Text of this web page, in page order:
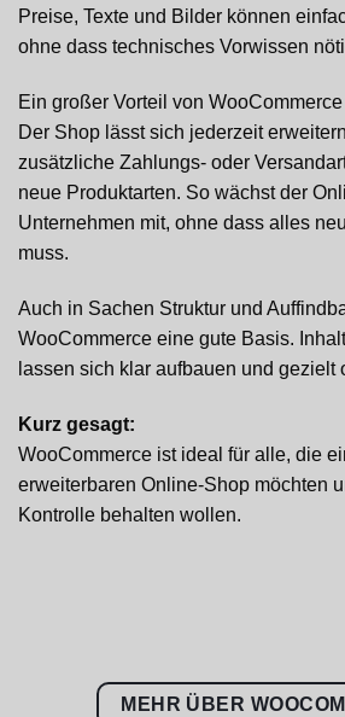
Preise, Texte und Bilder können
ohne dass technisches Vorwissen
Ein großer Vorteil von
Der Shop lässt sich jederzeit
zusätzliche Zahlungs- oder
neue Produktarten. So wächst der
Unternehmen mit, ohne dass alles
muss.
Auch in Sachen Struktur und
WooCommerce eine gute Basis.
lassen sich klar aufbauen und gezielt
Kurz gesagt:
WooCommerce ist ideal für alle, die
erweiterbaren Online-Shop möchten
Kontrolle behalten wollen.
MEHR ÜBER